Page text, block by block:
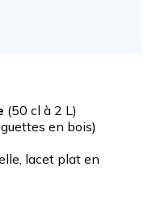
(50 cl à 2 L)
en bois)
lacet plat en